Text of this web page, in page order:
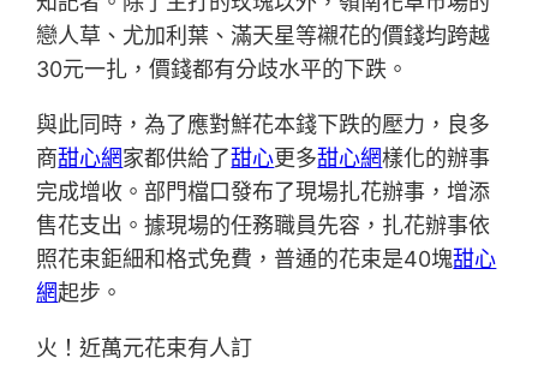
戀人草、尤加利葉、滿天星等襯花的價錢均跨越
30元一扎，價錢都有分歧水平的下跌。
與此同時，為了應對鮮花本錢下跌的壓力，良多
商甜心網家都供給了甜心更多甜心網樣化的辦事
完成增收。部門檔口發布了現場扎花辦事，增添
售花支出。據現場的任務職員先容，扎花辦事依
照花束鉅細和格式免費，普通的花束是40塊甜心
網起步。
火！近萬元花束有人訂